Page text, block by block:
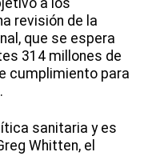
revisión de la
que se espera
314 millones de
cumplimiento para
sanitaria y es
Whitten, el